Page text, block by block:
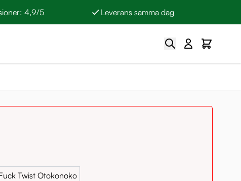
4,9/5
Leverans samma dag
Sök Cart
Twist Otokonoko